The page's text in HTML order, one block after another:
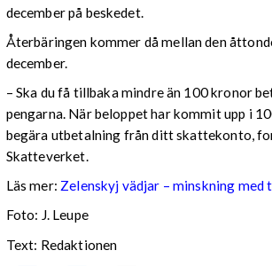
december på beskedet.
Återbäringen kommer då mellan den
december.
– Ska du få tillbaka mindre än 100 kronor
pengarna. När beloppet har kommit upp i
begära utbetalning från ditt skattekonto,
Skatteverket.
Läs mer: Zelenskyj vädjar – minskning med
Foto: J. Leupe
Text: Redaktionen